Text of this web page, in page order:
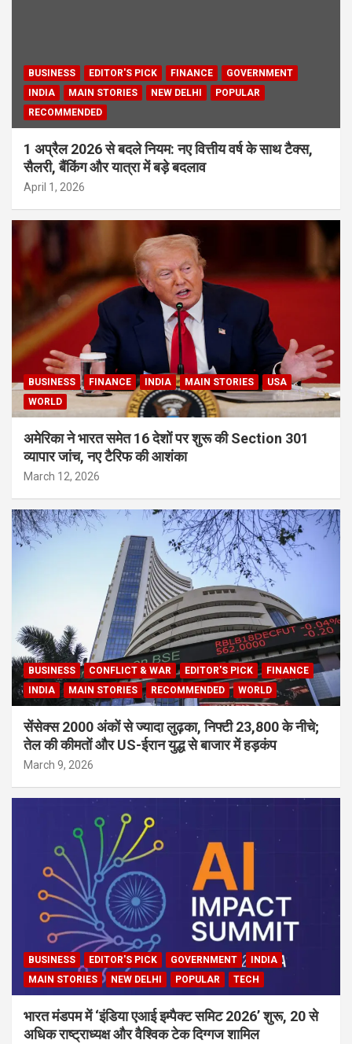
BUSINESS EDITOR'S PICK FINANCE
GOVERNMENT
INDIA
MAIN STORIES NEW DELHI
POPULAR
RECOMMENDED
1 अप्रैल 2026 से बदले नियम: नए वित्तीय वर्ष के साथ टैक्स,
सैलरी, बैंकिंग और यात्रा में बड़े बदलाव
April 1, 2026
BUSINESS FINANCE INDIA MAIN STORIES
USA
WORLD
अमेरिका ने भारत समेत 16 देशों पर शुरू की Section 301
व्यापार जांच, नए टैरिफ की आशंका
March 12, 2026
BUSINESS CONFLICT & WAR EDITOR'S PICK
FINANCE
INDIA
MAIN STORIES RECOMMENDED WORLD
सेंसेक्स 2000 अंकों से ज्यादा लुढ़का, निफ्टी 23,800 के नीचे;
तेल की कीमतों और US-ईरान युद्ध से बाजार में हड़कंप
March 9, 2026
BUSINESS EDITOR'S PICK GOVERNMENT
INDIA
MAIN STORIES
NEW DELHI POPULAR TECH
भारत मंडपम में ‘इंडिया एआई इम्पैक्ट समिट 2026’ शुरू, 20 से
अधिक राष्ट्राध्यक्ष और वैश्विक टेक दिग्गज शामिल